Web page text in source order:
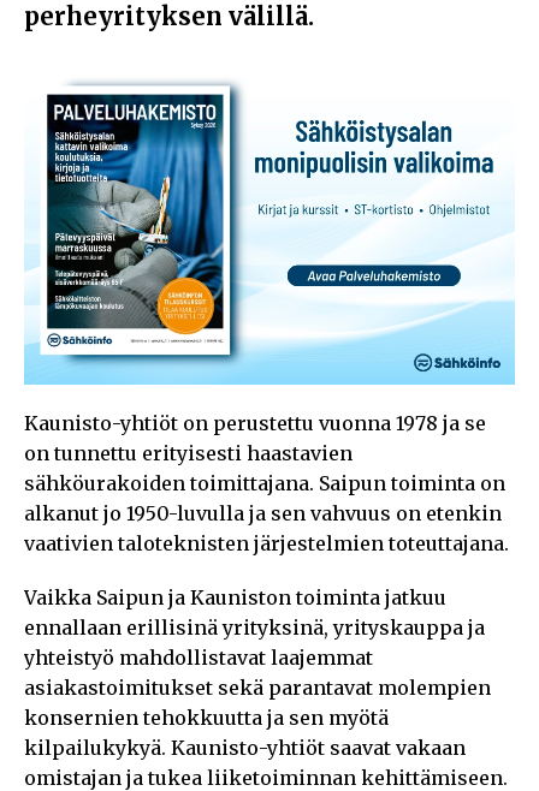
perheyrityksen välillä.
Kaunisto-yhtiöt on perustettu vuonna 1978 ja se
on tunnettu erityisesti haastavien
sähköurakoiden toimittajana. Saipun toiminta on
alkanut jo 1950-luvulla ja sen vahvuus on etenkin
vaativien taloteknisten järjestelmien toteuttajana.
Vaikka Saipun ja Kauniston toiminta jatkuu
ennallaan erillisinä yrityksinä, yrityskauppa ja
yhteistyö mahdollistavat laajemmat
asiakastoimitukset sekä parantavat molempien
konsernien tehokkuutta ja sen myötä
kilpailukykyä. Kaunisto-yhtiöt saavat vakaan
omistajan ja tukea liiketoiminnan kehittämiseen.